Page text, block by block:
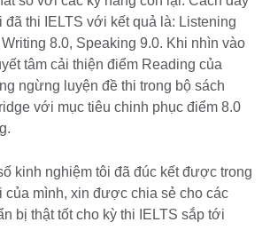
đã thi IELTS với kết quả là: Listening
8.0, Speaking 9.0. Khi nhìn vào
tâm cải thiện điểm Reading của
ngừng luyện đề thi trong bộ sách
với mục tiêu chinh phục điểm 8.0
kinh nghiệm tôi đã đúc kết được trong
của mình, xin được chia sẻ cho các
bị thật tốt cho kỳ thi IELTS sắp tới